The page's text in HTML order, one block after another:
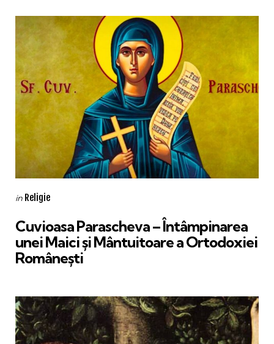
Categories
Posted
in Religie
Cuvioasa Parascheva – Întâmpinarea
unei Maici și Mântuitoare a Ortodoxiei
Românești